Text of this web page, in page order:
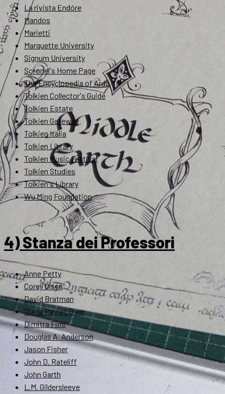
La rivista Endóre
Mandos
Marietti
Marquette University
Signum University
Soronel's Home Page
The Encyclopedia of Arda
Tolkien Collector's Guide
Tolkien Estate
Tolkien Gateway
Tolkien Italia
Tolkien Library
Tolkien Music Festival
Tolkien Studies
Tolkien's Library
Wu Ming Foundation
4) Stanza dei Professori
Anne Petty
Corey Olsen
David Bratman
Diana Pavlac Glyer
Dimitra Fimi
Douglas A. Anderson
Jason Fisher
John D. Rateliff
John Garth
L.M. Gildersleeve